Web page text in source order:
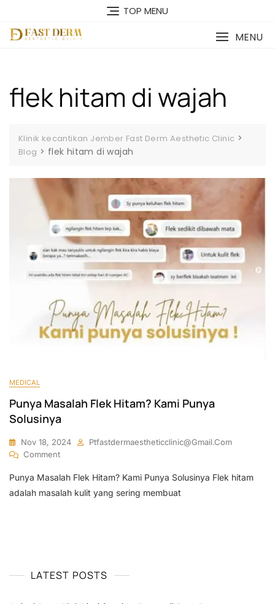
content
TOP MENU
MENU
flek hitam di wajah
Klinik kecantikan Jember Fast Derm Aesthetic Clinic >
Blog > flek hitam di wajah
MEDICAL
Punya Masalah Flek Hitam? Kami Punya
Solusinya
Nov 18, 2024
Ptfastdermaestheticclinic@gmail.com
CommentOn
Masalah
Flek
Punya Masalah Flek Hitam? Kami Punya Solusinya Flek hitam
adalah masalah kulit yang sering membuat
LATEST POSTS